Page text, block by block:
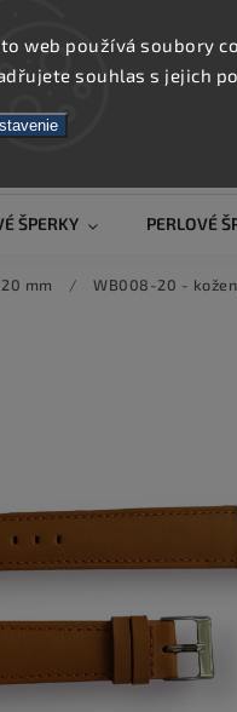
web používá soubory
souhlas s jejich
KČ
ŠPERKY PERLOVÉ
20 mm / WB008-20 -